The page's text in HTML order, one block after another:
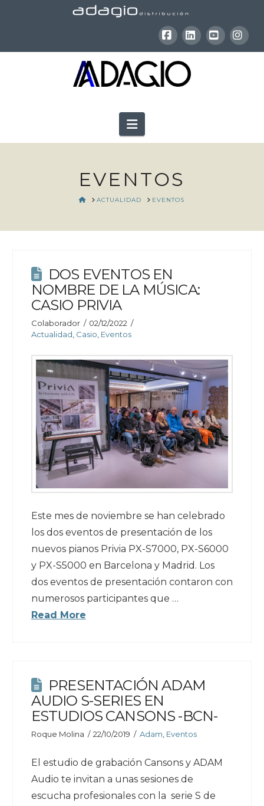
Facebook
LinkedInYouTube
Navigation
EVENTOS
HOME
ACTUALIDAD EVENTOS
DOS EVENTOS EN
NOMBRE DE LA MÚSICA:
CASIO PRIVIA
Colaborador
02/12/2022
Actualidad Casio Eventos
Este mes de noviembre se han celebrado
los dos eventos de presentación de los
nuevos pianos Privia PX-S7000, PX-S6000
y PX-S5000 en Barcelona y Madrid. Los
dos eventos de presentación contaron con
numerosos participantes que …
Read More
PRESENTACIÓN ADAM
AUDIO S-SERIES EN
ESTUDIOS CANSONS -BCN-
Roque Molina 22/10/2019 Adam Eventos
El estudio de grabación Cansons y ADAM
Audio te invitan a unas sesiones de
escucha profesionales con la serie S de